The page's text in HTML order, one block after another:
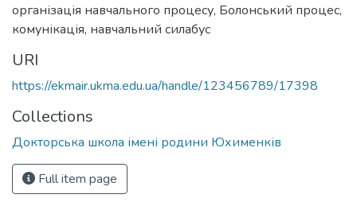
організація навчального процесу, Болонський процес,
комунікація, навчальний силабус
URI
https://ekmair.ukma.edu.ua/handle/123456789/17398
Collections
Докторська школа імені родини Юхименків
Full item page